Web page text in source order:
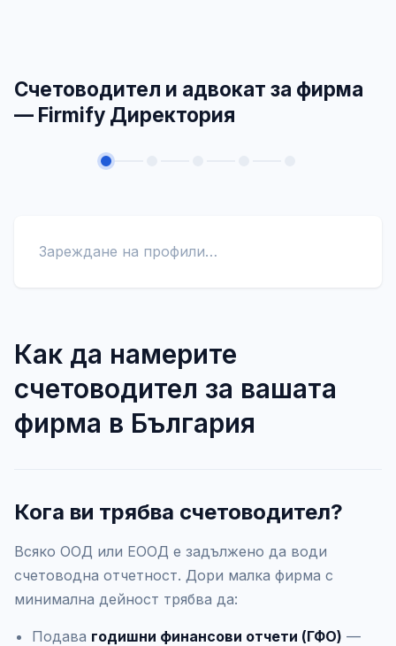
Счетоводител и адвокат за фирма
— Firmify Директория
Зареждане на профили…
Как да намерите
счетоводител за вашата
фирма в България
Кога ви трябва счетоводител?
Всяко ООД или ЕООД е задължено да води
счетоводна отчетност. Дори малка фирма с
минимална дейност трябва да:
Подава годишни финансови отчети (ГФО) —